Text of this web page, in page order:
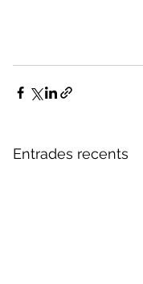
Entrades recents